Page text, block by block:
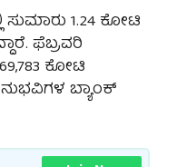
ಸುಮಾರು 1.24 ಕೋಟಿ
ಫೆಬ್ರವರಿ
ಕೋಟಿ
ಬ್ಯಾಂಕ್